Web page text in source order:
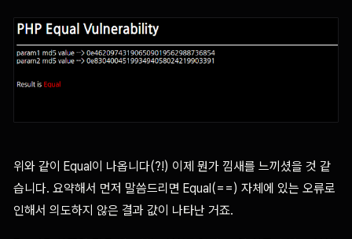
위와 같이 Equal이 나옵니다(?!) 이제 뭔가 낌새를 느끼셨을 것 같
습니다. 요약해서 먼저 말씀드리면 Equal(==) 자체에 있는 오류로
인해서 의도하지 않은 결과 값이 나타난 거죠.